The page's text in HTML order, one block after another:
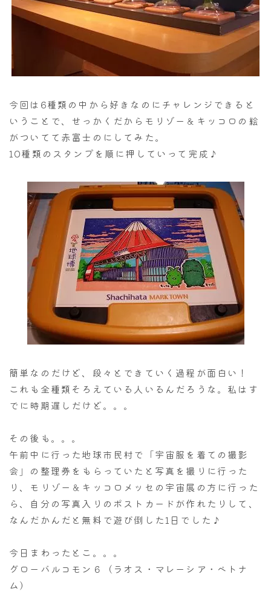
今回は6種類の中から好きなのにチャレンジできると
いうことで、せっかくだからモリゾー＆キッコロの絵
がついてて赤富士のにしてみた。
10種類のスタンプを順に押していって完成♪
簡単なのだけど、段々とできていく過程が面白い！
これも全種類そろえている人いるんだろうな。私はす
でに時期遅しだけど。。。
その後も。。。
午前中に行った地球市民村で「宇宙服を着ての撮影
会」の整理券をもらっていたと写真を撮りに行った
り、モリゾー＆キッコロメッセの宇宙展の方に行った
ら、自分の写真入りのポストカードが作れたりして、
なんだかんだと無料で遊び倒した1日でした♪
今日まわったとこ。。。
グローバルコモン６（ラオス・マレーシア・ベトナ
ム）